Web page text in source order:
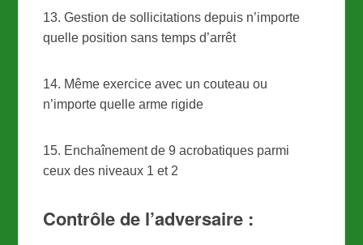
13. Gestion de sollicitations depuis n’importe
quelle position sans temps d’arrêt
14. Même exercice avec un couteau ou
n’importe quelle arme rigide
15. Enchaînement de 9 acrobatiques parmi
ceux des niveaux 1 et 2
Contrôle de l’adversaire :